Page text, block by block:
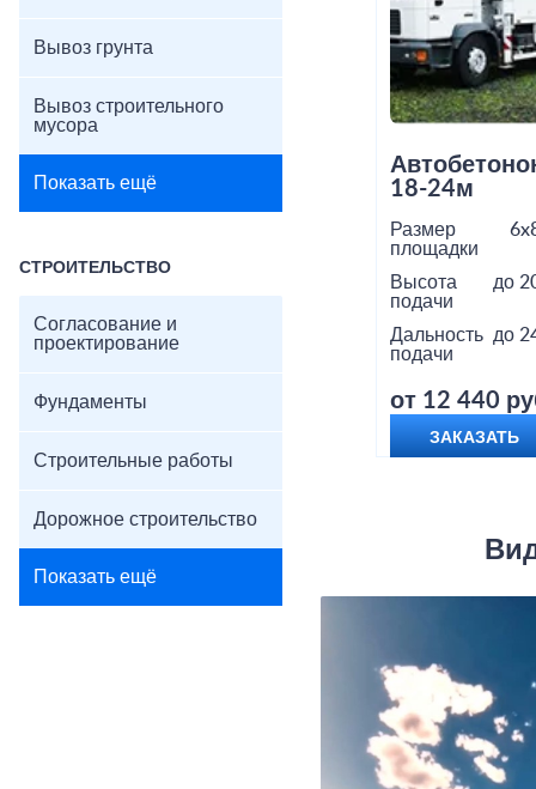
Вывоз грунта
Вывоз строительного
мусора
Показать ещё
СТРОИТЕЛЬСТВО
Согласование и
проектирование
Фундаменты
Строительные работы
Дорожное строительство
Показать ещё
18-24м
Размер
площадки
Высота
подачи
до
Дальность
подачи
до
от 12 440
ЗАКАЗАТЬ